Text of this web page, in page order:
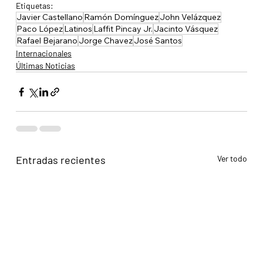
Etiquetas:
Javier Castellano Ramón DomínguezJohn Velázquez
Paco LópezLatinos Laffit Pincay Jr. Jacinto Vásquez
Rafael Bejarano Jorge ChavezJosé Santos
Internacionales
Últimas Noticias
Entradas recientes Ver todo